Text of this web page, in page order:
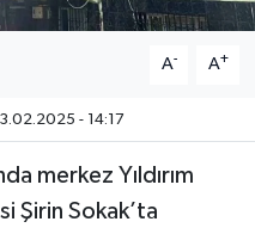
A- A+
- 14:17
merkez Yıldırım
Şirin Sokak’ta